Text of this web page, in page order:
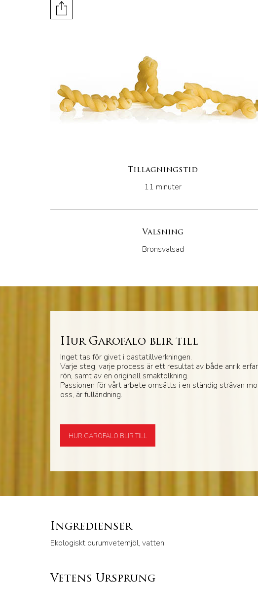
Tillagningstid
11 minuter
Valsning
Bronsvalsad
Hur Garofalo blir till
Inget tas för givet i pastatillverkningen.
Varje steg, varje process är ett resultat av både anrik
rön, samt av en originell smaktolkning.
Passionen för vårt arbete omsätts i en ständig strävan
oss, är fulländning.
HUR GAROFALO BLIR TILL
Ingredienser
Ekologiskt durumvetemjöl, vatten.
Vetens Ursprung